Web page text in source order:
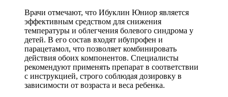
Врачи отмечают, что Ибуклин Юниор является
эффективным средством для снижения
температуры и облегчения болевого синдрома у
детей. В его состав входят ибупрофен и
парацетамол, что позволяет комбинировать
действия обоих компонентов. Специалисты
рекомендуют применять препарат в соответствии
с инструкцией, строго соблюдая дозировку в
зависимости от возраста и веса ребенка.